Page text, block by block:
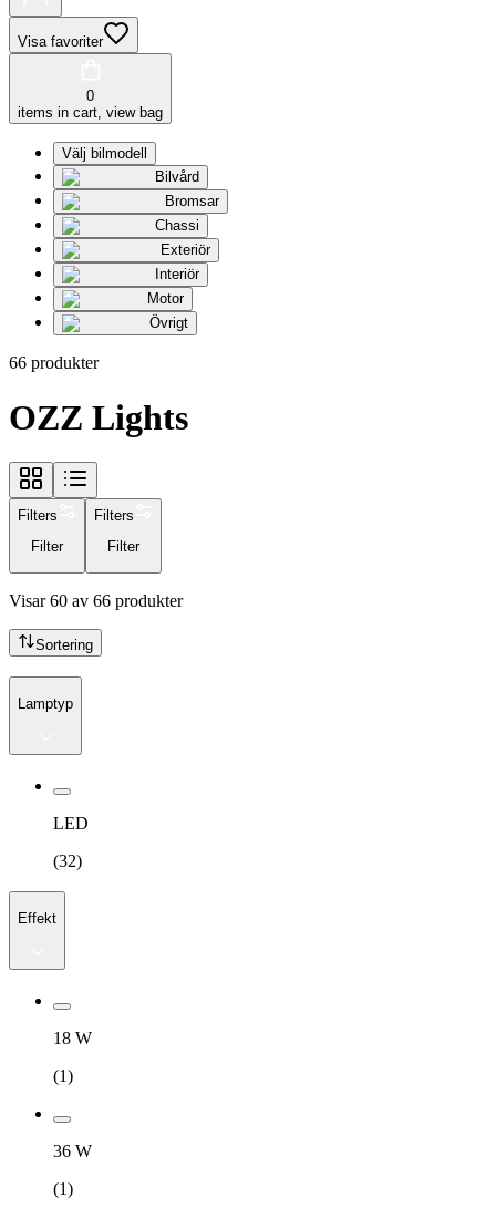
Visa favoriter
0
items in cart, view bag
Välj bilmodell
Bilvård
Bromsar
Chassi
Exteriör
Interiör
Motor
Övrigt
66 produkter
OZZ Lights
Filters
Filter
Filters
Filter
Visar60 av 66 produkter
Sortering
Lamptyp
LED
(32)
Effekt
18 W
(1)
36 W
(1)